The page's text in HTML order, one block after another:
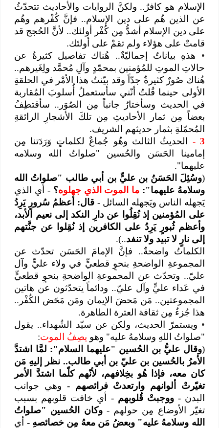
الإسلام هو كافرٌ.. ولكنَّ الروايات والأحاديث تتحدّثُ
عن الذين هُم على دين الإسلام.. فإنَّ كُفْرهم وهُم
على دين الإسلام أشدُّ مِن كُفْر أولئك.. لأنَّ الحُجج قد
قامتْ على هؤلاء ولم تقمْ على أولئك.
•
هذهِ بياناتٌ إجماليّةٌ.. هُناك تفاصيل كثيرةٌ عن
حالاتِ الموتِ للمُؤمنين بمحمّدٍ وآلِ مُحمَّد ولِغَيرهم..
هُناك صُورٌ كثيرةٌ جدّاً وقد بيّنتُ هذا الأمْر في الحلقةِ
الأولى حينما قُلتُ أنّني سأستعملُ أُسلوبَ المُقاربة
في الحديث وسأختارُ جانباً مِن الصُوَر.. سأقتطِفُ
بعضاً مِن ثمار الأحاديثِ مِن تلكَ الأشجارِ الرائقةِ
المُحمّلةِ بثمار حديثهم الشريف.
3
- الحديثُ الثالث وهُو جُماعٌ لكلماتٍ وَرَدَتنا مِن
إمامينا الحَسَن والحُسين "صلواتُ الله وسلامه
عليهما".
وسُئِلَ الحَسَنُ بن عليٍّ بن أبي طالب "صلواتُ الله
وسلامهُ عليهما":ما الموت الذي جهلوه؟
- أي الذي
يَجهله الناس ويَجهله السائل - قال: أعظمُ سُرورٍ يَرِدُ
على المُؤمنين إذ نُقِلُوا عن دارِ النكد إلى نعيم الأبد،
وأعظم ثُبورٍ يَرِدُ على الكافرين إذ نُقِلوا عن جنَّتهم
إلى نارٍ لا تبيد ولا تنفد..).
الكلماتُ واضحةٌ.. فإنَّ الإمامَ الحَسَن تحدّث عن
المجموعةِ الواضحةِ بنحوٍ قطعيٍّ في ولاء عليٍّ وآل
عليّ.. وتحدّث عن المجموعةِ الواضحةِ بنحوٍ قطعيٍّ
في عَداء عليٍّ وآل عليّ.. ودائماً يتحدّثون عن هاتين
المجموعتين.. مَن مَحضَ الإيمان ومَن مَحَض الكُفْر..
هذا جُزءٌ مِن ثقافة العترة الطاهرة.
• ويستمرّ الحديث، ولكن عن سيّد الشُهداء.. يقول
"صلواتُ اللهِ وسلامهُ عليه" وهويصِفُ الموت:
وقال عليُّ بن الحُسين "عليهما السلام": لمَّا اشتدَّ
الأمرُ بالحُسين بن عليّ بن أبي طالب.. نظر إليهِ مَن
كان معه، فإذا هُو بخِلافهم، لأنّهم كلّما اشتدَّ الأمر
تغيّرتْ ألوانهم وارتعدتْ فرائصهم
- وهي جوانب
البدن - ووجبتْ قُلوبهم - أي خافت قلوبهم بسبب
تغيّر الأوضاع مِن حولهم - وكان الحُسين "صلواتُ
الله وسلامهُ عليه" وبعضُ مَن معهُ مِن خصائصهِ- أي